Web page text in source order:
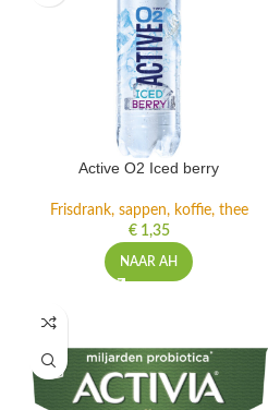
Active O2 Iced berry
Frisdrank, sappen, koffie, thee
€1,35
NAAR AH